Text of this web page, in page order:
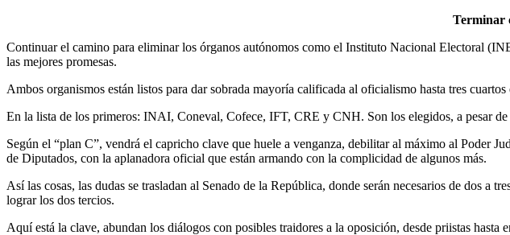
Terminar
Continuar el camino para eliminar los órganos autónomos como el Instituto Nacional Electoral
las mejores promesas.
Ambos organismos están listos para dar sobrada mayoría calificada al oficialismo hasta tres
En la lista de los primeros: INAI, Coneval, Cofece, IFT, CRE y CNH. Son los elegidos, a pesar
Según el “plan C”, vendrá el capricho clave que huele a venganza, debilitar al máximo al Poder
de Diputados, con la aplanadora oficial que están armando con la complicidad de algunos más.
Así las cosas, las dudas se trasladan al Senado de la República, donde serán necesarios de dos
lograr los dos tercios.
Aquí está la clave, abundan los diálogos con posibles traidores a la oposición, desde priistas hasta